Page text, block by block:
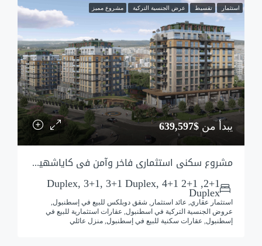
استثمار تقسيط عرض الجنسية التركية مشروع مميز
يبدأ من $639,597
مشروع سكني استثماري فاخر وآمن في كاياشهير بضمان وشراكة إنشائية حكومية
2+1, 2+1 Duplex, 3+1, 3+1 Duplex, 4+1
Duplex
استثمار عقاري, عائد استثمار, شقق دوبلكس للبيع في إسطنبول,
عروض الجنسية التركية في اسطنبول, عقارات استثمارية للبيع في
إسطنبول, عقارات سكنية للبيع في إسطنبول, منزل عائلي